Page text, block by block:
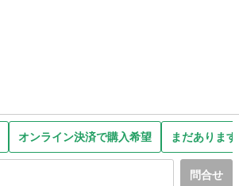
オンライン決済で購入希望 まだありま
問合せ